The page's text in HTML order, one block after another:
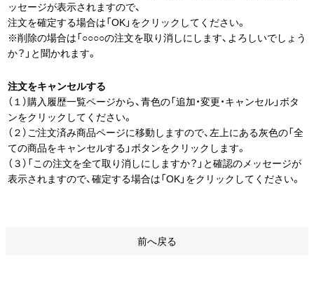
ッセージが表示されますので、
注文を確定する場合は「OK」をクリックしてください。
※削除の場合は「○○○○の注文を取り消しにします、よろしいでしょう
か？」と聞かれます。
注文をキャンセルする
（１）購入履歴一覧ページから、青色の「追加・変更・キャンセル」ボタ
ンをクリックしてください。
（２）ご注文済み商品ページに移動しますので、左上にある灰色の「全
ての商品をキャンセルする」ボタンをクリックします。
（３）「この注文を全て取り消しにしますか？」と確認のメッセージが
表示されますので、確定する場合は「OK」をクリックしてください。
前へ戻る